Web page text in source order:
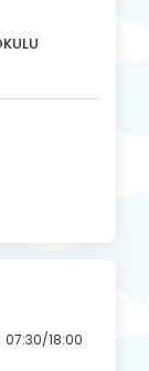
07:30/18:00